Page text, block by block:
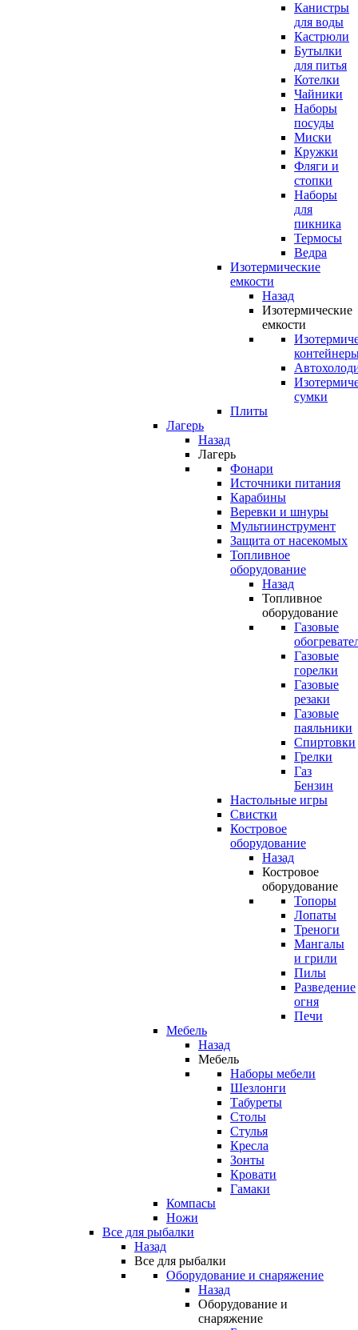
Канистры
для воды
Кастрюли
Бутылки
для питья
Котелки
Чайники
Наборы
посуды
Миски
Кружки
Фляги и
стопки
Наборы
для
пикника
Термосы
Ведра
Изотермические
емкости
Назад
Изотермические
емкости
сумки
Плиты
Лагерь
Назад
Лагерь
Фонари
Источники питания
Карабины
Веревки и шнуры
Мультиинструмент
Защита от насекомых
Топливное
оборудование
Назад
Топливное
оборудование
Газовые
Газовые
горелки
Газовые
резаки
Газовые
паяльники
Спиртовки
Грелки
Газ
Бензин
Настольные игры
Свистки
Костровое
оборудование
Назад
Костровое
оборудование
Топоры
Лопаты
Треноги
Мангалы
и грили
Пилы
Разведение
огня
Печи
Мебель
Назад
Мебель
Наборы мебели
Шезлонги
Табуреты
Столы
Стулья
Кресла
Зонты
Кровати
Гамаки
Компасы
Ножи
Все для рыбалки
Назад
Все для рыбалки
Оборудование и снаряжение
Назад
Оборудование и
снаряжение